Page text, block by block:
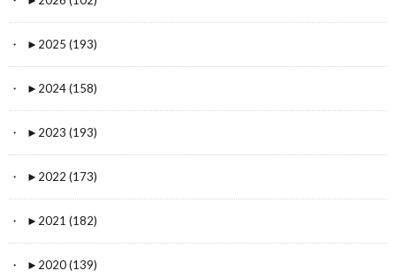
► 2025 (193)
► 2024 (158)
► 2023 (193)
► 2022 (173)
► 2021 (182)
► 2020 (139)